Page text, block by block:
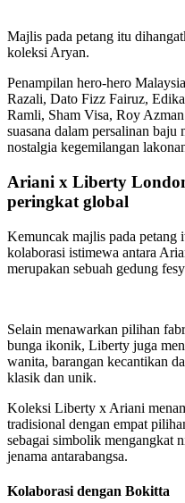
Majlis pada petang itu
koleksi Aryan.
Penampilan hero-hero
Razali, Dato Fizz Fairuz,
Ramli, Sham Visa, Roy
suasana dalam persalinan
nostalgia kegemilangan
Ariani x Liberty
peringkat global
Kemuncak majlis pada petang
kolaborasi istimewa antara
merupakan sebuah gedung
Selain menawarkan pilihan
bunga ikonik, Liberty juga
wanita, barangan kecantikan
klasik dan unik.
Koleksi Liberty x Ariani
tradisional dengan empat
sebagai simbolik mengangkat
jenama antarabangsa.
Kolaborasi dengan Bokitta